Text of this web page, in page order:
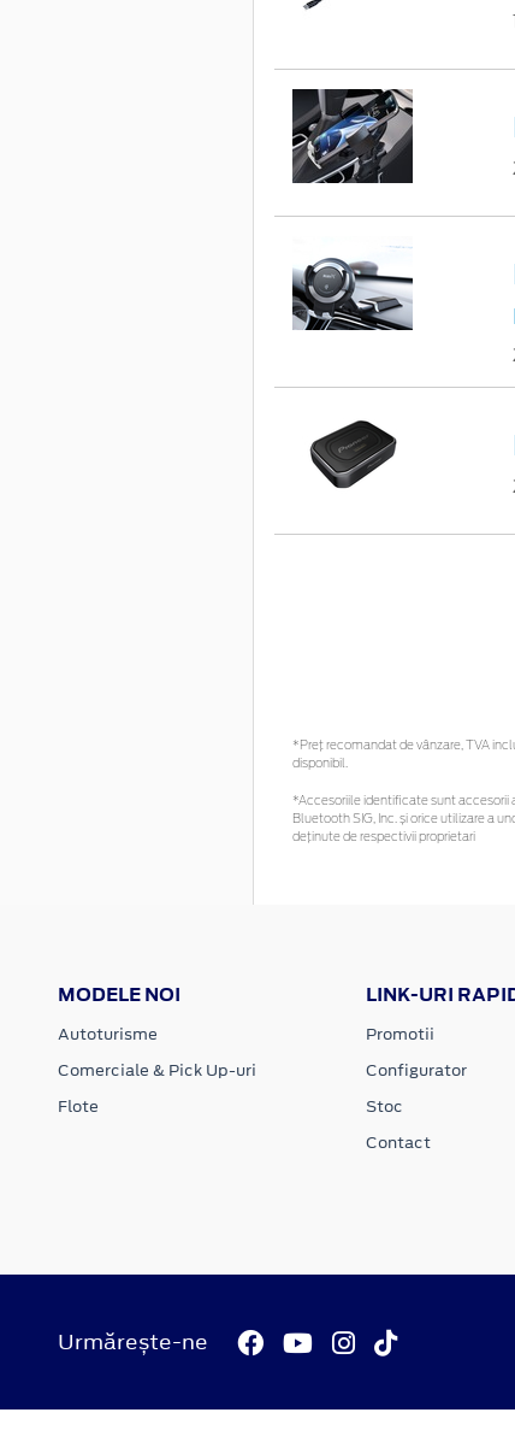
*Preţ recomandat de vânzare, TVA
disponibil.
*Accesoriile identificate sunt accesorii
Bluetooth SIG, Inc. și orice utilizare a
deținute de respectivii proprietari
MODELE NOI
Autoturisme
Comerciale & Pick Up-uri
Flote
LINK-URI
Promotii
Configurator
Stoc
Contact
Urmărește-ne